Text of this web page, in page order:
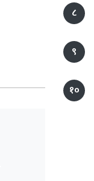
८
९
१०